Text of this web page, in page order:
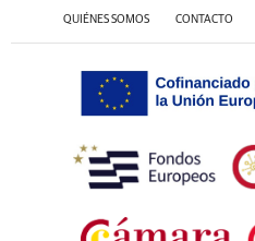
QUIÉNES SOMOS CONTACTO